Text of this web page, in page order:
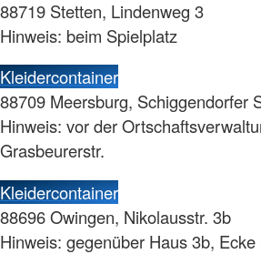
88719 Stetten, Lindenweg 3
Hinweis: beim Spielplatz
Kleidercontainer
88709 Meersburg, Schiggendorfer
Hinweis: vor der
Grasbeurerstr.
Kleidercontainer
88696 Owingen, Nikolausstr. 3b
Hinweis: gegenüber Haus 3b,